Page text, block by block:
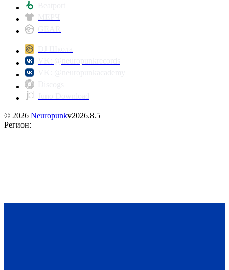
© 2026 Neuropunkv2026.8.5
Регион: